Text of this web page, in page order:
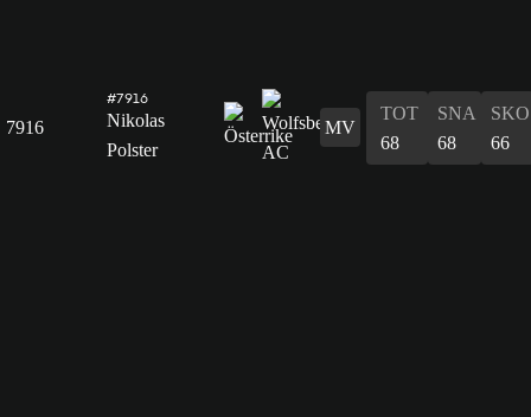
7916
#7916
Nikolas
Polster
MV
TOT
68
SNA
68
SKO
66